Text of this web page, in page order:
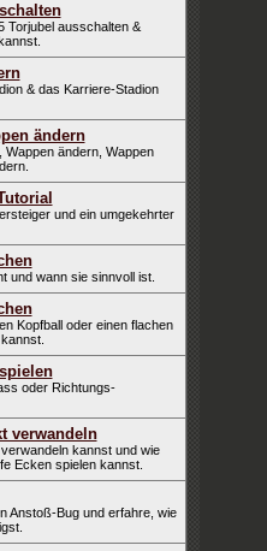
Torjubel ausschalten &
& das Karriere-Stadion
ändern
ändern, Wappen
und ein umgekehrter
und wann sie sinnvoll ist.
Kopfball oder einen flachen
oder Richtungs-
verwandeln
kannst und wie
Ecken spielen kannst.
Anstoß-Bug und erfahre, wie